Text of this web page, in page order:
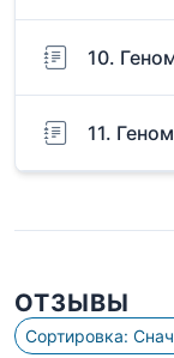
10.
11.
ОТЗЫВЫ